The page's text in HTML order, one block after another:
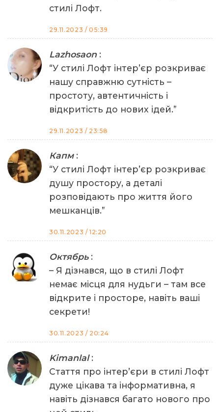
стилі Лофт.
29.11.2023 / 05:39
Lazhosaon :
“У стилі Лофт інтер’єр розкриває
нашу справжню сутність –
простоту, автентичність і
відкритість до нових ідей.”
29.11.2023 / 23:58
Капм :
“У стилі Лофт інтер’єр розкриває
душу простору, а деталі
розповідають про життя його
мешканців.”
30.11.2023 / 12:20
Октябрь :
– Я дізнався, що в стилі Лофт
немає місця для нудьги – там все
відкрите і просторе, навіть ваші
секрети!
30.11.2023 / 20:24
Kimanlal:
Стаття про інтер’єри в стилі Лофт
дуже цікава та інформативна, я
навіть дізнався багато нового про